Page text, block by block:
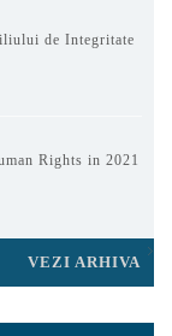
de Integritate
Rights in 2021
VEZI ARHIVA